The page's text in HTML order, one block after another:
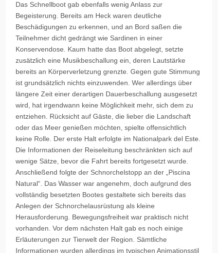
Das Schnellboot gab ebenfalls wenig Anlass zur
Begeisterung. Bereits am Heck waren deutliche
Beschädigungen zu erkennen, und an Bord saßen die
Teilnehmer dicht gedrängt wie Sardinen in einer
Konservendose. Kaum hatte das Boot abgelegt, setzte
zusätzlich eine Musikbeschallung ein, deren Lautstärke
bereits an Körperverletzung grenzte. Gegen gute Stimmung
ist grundsätzlich nichts einzuwenden. Wer allerdings über
längere Zeit einer derartigen Dauerbeschallung ausgesetzt
wird, hat irgendwann keine Möglichkeit mehr, sich dem zu
entziehen. Rücksicht auf Gäste, die lieber die Landschaft
oder das Meer genießen möchten, spielte offensichtlich
keine Rolle. Der erste Halt erfolgte im Nationalpark del Este.
Die Informationen der Reiseleitung beschränkten sich auf
wenige Sätze, bevor die Fahrt bereits fortgesetzt wurde.
Anschließend folgte der Schnorchelstopp an der „Piscina
Natural“. Das Wasser war angenehm, doch aufgrund des
vollständig besetzten Bootes gestaltete sich bereits das
Anlegen der Schnorchelausrüstung als kleine
Herausforderung. Bewegungsfreiheit war praktisch nicht
vorhanden. Vor dem nächsten Halt gab es noch einige
Erläuterungen zur Tierwelt der Region. Sämtliche
Informationen wurden allerdings im typischen Animationsstil